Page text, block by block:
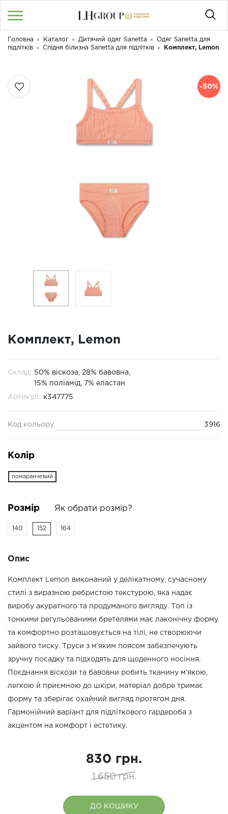
UA|RU
КАТАЛОГ
Графік роботи з 9:00 до 21:00
Доброго дня! Що Ви шукаєте?
Головна Каталог Дитячий одяг Sanetta
Одяг Sanetta для
підлітків
Спідня білизна Sanetta для підлітків Комплект, Lemon
-50%
Комплект, Lemon
Склад: 50% віскоза, 28% бавовна,
15% поліамід, 7% еластан
Артикул: к347775
Код кольору 3916
Колір
помаранчевий
Розмір Як обрати розмір?
140 152 164
Опис
Комплект Lemon виконаний у делікатному, сучасному
стилі з виразною ребристою текстурою, яка надає
виробу акуратного та продуманого вигляду. Топ із
тонкими регульованими бретелями має лаконічну форму
та комфортно розташовується на тілі, не створюючи
зайвого тиску. Труси з м’яким поясом забезпечують
зручну посадку та підходять для щоденного носіння.
Поєднання віскози та бавовни робить тканину м’якою,
легкою й приємною до шкіри, матеріал добре тримає
форму та зберігає охайний вигляд протягом дня.
Гармонійний варіант для підліткового гардероба з
акцентом на комфорт і естетику.
830 грн.
1 650 грн.
ДО КОШИКУ